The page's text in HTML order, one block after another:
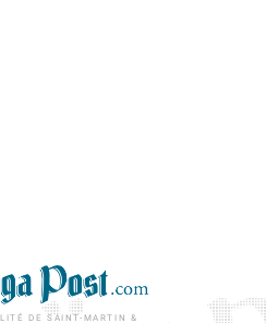
DE SAINT-MARTIN &